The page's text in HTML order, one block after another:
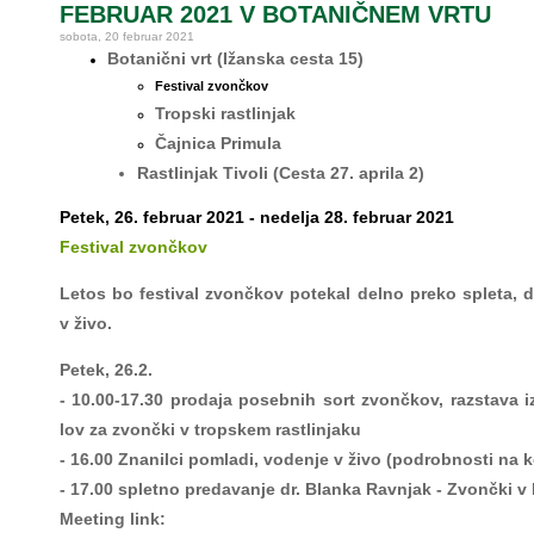
FEBRUAR 2021 V BOTANIČNEM VRTU
sobota, 20 februar 2021
Botanični vrt (Ižanska cesta 15)
Festival zvončkov
Tropski rastlinjak
Čajnica Primula
Rastlinjak Tivoli (Cesta 27. aprila 2)
Petek, 26. februar 2021 - nedelja 28. februar 2021
Festival zvončkov
Letos bo festival zvončkov potekal delno preko spleta,
v živo.
Petek, 26.2.
- 10.00-17.30 prodaja posebnih sort zvončkov, razstava
lov za zvončki v tropskem rastlinjaku
- 16.00 Znanilci pomladi, vodenje v živo (podrobnosti na
- 17.00 spletno predavanje dr. Blanka Ravnjak - Zvončki v
Meeting link: